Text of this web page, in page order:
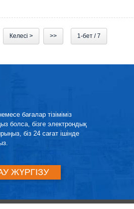
Келесі > >> 1-бет / 7
бағалар тізіміміз
болса, бізге электрондық
біз 24 сағат ішінде
ЖҮРГІЗУ